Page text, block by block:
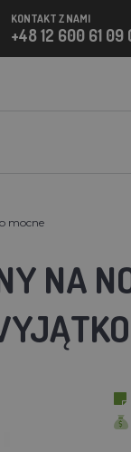
KONTAKT Z NAMI
+48 12 600 61 09
mocne
NA